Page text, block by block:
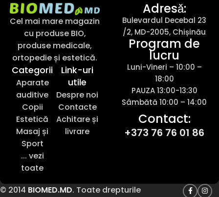
Cel mai mare magazin
cu produse BIO,
produse medicale,
ortopedie și estetică.
Categorii
Aparate
auditive
Copii
Estetică
Masaj și
Sport
... vezi
toate
Link-uri
utile
Despre noi
Contacte
Achitare și
livrare
Adresǎ:
Bulevardul Decebal 23
/2, MD-2005, Chișinău
Program de
lucru
Luni-Vineri – 10:00 –
18:00
PAUZA 13:00-13:30
Sâmbătă 10:00 – 14:00
Contact:
+373 76 76 01 86
© 2014 BIOMED.MD. Toate drepturile